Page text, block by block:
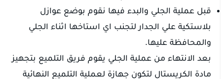
قبل عملية الجلي والبدء فيها نقوم بوضع عوازل
بلاستكية علي الجدار لتجنب اي استاخها اثناء الجلي
والمحافظة عليها.
بعد الانتهاء من عملية الجلي يقوم فريق التلميع بتجهيز
مادة الكريستال لتكون جهازة لعملية التلميع النهائية